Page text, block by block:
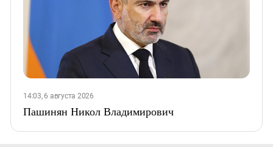
14:03, 6 августа 2026
Пашинян Никол Владимирович